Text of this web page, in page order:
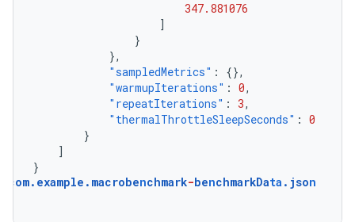
347.881076
]
}
},
"sampledMetrics" :
{},
"warmupIterations" : 0,
"repeatIterations" : 3,
"thermalThrottleSleepSeconds" : 0
}
]
}
com.example.macrobenchmark-benchmarkData .json